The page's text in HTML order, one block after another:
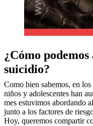
¿Cómo
suicidio?
Como bien sabemos, en
niños y adolescentes han
mes estuvimos abordando
junto a los factores de
Hoy, queremos compartir